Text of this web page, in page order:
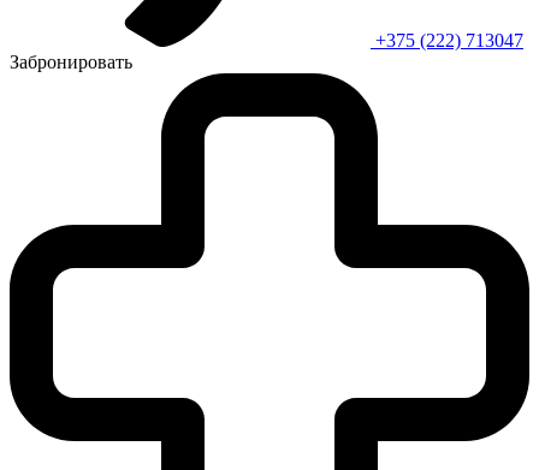
+375 (222) 713047
Забронировать